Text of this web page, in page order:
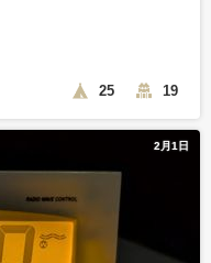
25 19
2月1日